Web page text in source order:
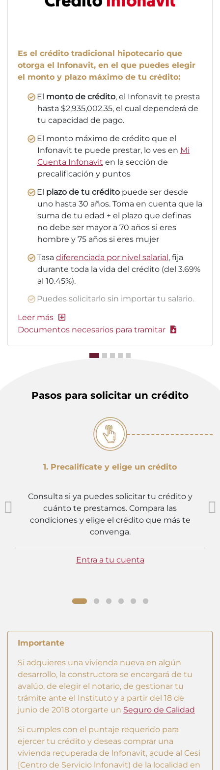
Es el crédito tradicional hipotecario que
otorga el Infonavit, en el que puedes elegir
el monto y plazo máximo de tu crédito:
El monto de crédito, el Infonavit te presta
hasta $2,935,002.35, el cual dependerá de
tu capacidad de pago.
El monto máximo de crédito que el
Infonavit te puede prestar, lo ves en Mi
Cuenta Infonavit en la sección de
precalificación y puntos
El plazo de tu crédito puede ser desde
uno hasta 30 años. Toma en cuenta que la
suma de tu edad + el plazo que definas
no debe ser mayor a 70 años si eres
hombre y 75 años si eres mujer
Tasa diferenciada por nivel salarial, fija
durante toda la vida del crédito (del 3.69%
al 10.45%).
Puedes solicitarlo sin importar tu salario.
Documentos necesarios para tramitar
Pasos para solicitar un crédito
1. Precalifícate y elige un crédito
Consulta si ya puedes solicitar tu crédito y
cuánto te prestamos. Compara las
condiciones y elige el crédito que más te
convenga.
Entra a tu cuenta
Importante
Si adquieres una vivienda nueva en algún
desarrollo, la constructora se encargará de tu
avalúo, de elegir el notario, de gestionar tu
trámite ante el Instituto y a partir del 18 de
junio de 2018 otorgarte un Seguro de Calidad
Si cumples con el puntaje requerido para
ejercer tu crédito y deseas comprar una
vivienda recuperada de lnfonavit, acude al Cesi
[Centro de Servicio lnfonavit) de la localidad en